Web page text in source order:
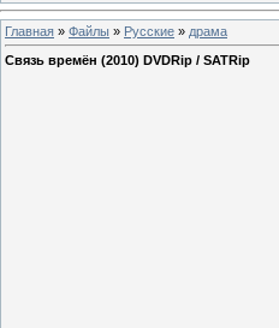
Главная » Файлы » Русские » драма
Связь времён (2010) DVDRip / SATRip